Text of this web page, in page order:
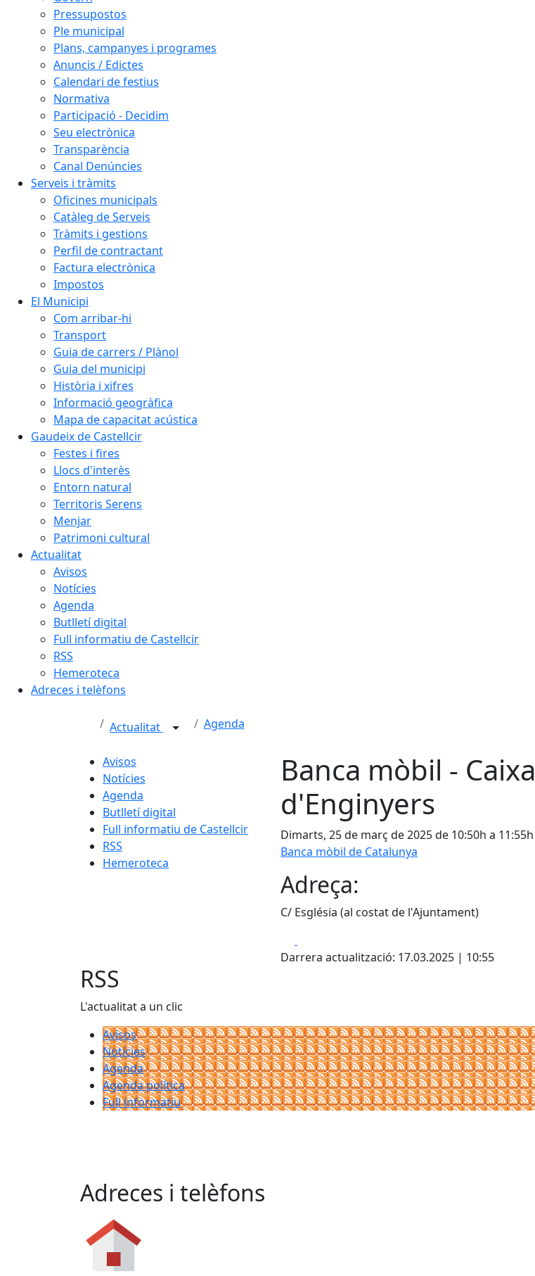
Pressupostos
Ple municipal
Plans, campanyes i programes
Anuncis / Edictes
Calendari de festius
Normativa
Participació - Decidim
Seu electrònica
Transparència
Canal Denúncies
Serveis i tràmits
Oficines municipals
Catàleg de Serveis
Tràmits i gestions
Perfil de contractant
Factura electrònica
Impostos
El Municipi
Com arribar-hi
Transport
Guia de carrers / Plànol
Guia del municipi
Història i xifres
Informació geogràfica
Mapa de capacitat acústica
Gaudeix de Castellcir
Festes i fires
Llocs d'interès
Entorn natural
Territoris Serens
Menjar
Patrimoni cultural
Actualitat
Avisos
Notícies
Agenda
Butlletí digital
Full informatiu de Castellcir
RSS
Hemeroteca
Adreces i telèfons
Actualitat Agenda
Avisos
Notícies
Agenda
Butlletí digital
Full informatiu de Castellcir
RSS
Hemeroteca
Banca mòbil - Caixa
d'Enginyers
Dimarts, 25 de març de 2025 de 10:50h a 11:55h
Banca mòbil de Catalunya
Adreça:
C/ Església (al costat de l'Ajuntament)
Darrera actualització: 17.03.2025 | 10:55
RSS
L'actualitat a un clic
Avisos
Notícies
Agenda
Agenda política
Full informatiu
Adreces i telèfons